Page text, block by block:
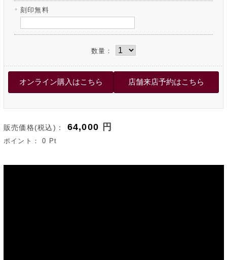
刻印無料
数量：
販売価格(税込)： 64,000 円
ポイント：0 Pt